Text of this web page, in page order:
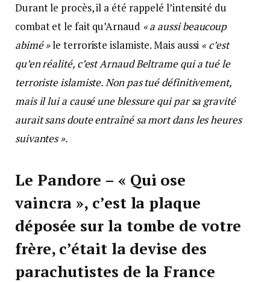
Durant le procès, il a été rappelé l’intensité du
combat et le fait qu’Arnaud « a aussi beaucoup
abimé »le terroriste islamiste. Mais aussi « c’est
qu’en réalité, c’est Arnaud Beltrame qui a tué le
terroriste islamiste. Non pas tué définitivement,
mais il lui a causé une blessure qui par sa gravité
aurait sans doute entraîné sa mort dans les heures
suivantes ».
Le Pandore – « Qui ose
vaincra », c’est la plaque
déposée sur la tombe de votre
frère, c’était la devise des
parachutistes de la France